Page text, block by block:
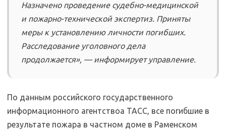
Назначено проведение судебно-медицинской
и пожарно-технической экспертиз. Приняты
меры к установлению личности погибших.
Расследование уголовного дела
продолжается», — информирует управление.
По данным российского государственного
информационного агентствоа ТАСС, все погибшие в
результате пожара в частном доме в Раменском